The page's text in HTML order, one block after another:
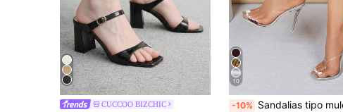
CUCCOO BIZCHIC
10
-10% Sandalias tipo mule de mujer minimalistas, slip-on, con base plateada, tira de PVC transparente tipo tanga, punta cuadrada abierta, tacón de aguja